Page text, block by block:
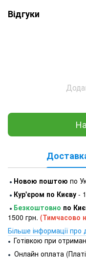
Відгуки
● Новою поштою по
● Кур'єром по Києву -
● Безкоштовно по
1500 грн. (Тимчасово
Більше інформації про
● Готівкою при
● Онлайн оплата